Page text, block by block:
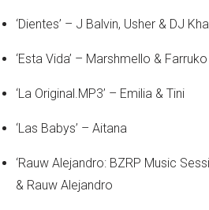
‘Dientes’ – J Balvin, Usher & DJ
‘Esta Vida’ – Marshmello & Farruko
‘La Original.MP3’ – Emilia & Tini
‘Las Babys’ – Aitana
‘Rauw Alejandro: BZRP Music
& Rauw Alejandro